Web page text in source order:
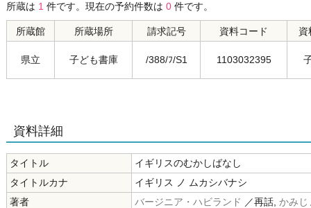
所蔵は 1 件です。現在の予約件数は 0 件です。
所蔵館 所蔵場所 請求記号 資料コード 資
県立 子ども書庫 /388/ﾌ/S1 1103032395
資料詳細
タイトル
イギリスのむかしばなし
タイトルカナ
イギリス ノ ムカシバナシ
著者
バージニア・ハビランド ／再話, かみじ